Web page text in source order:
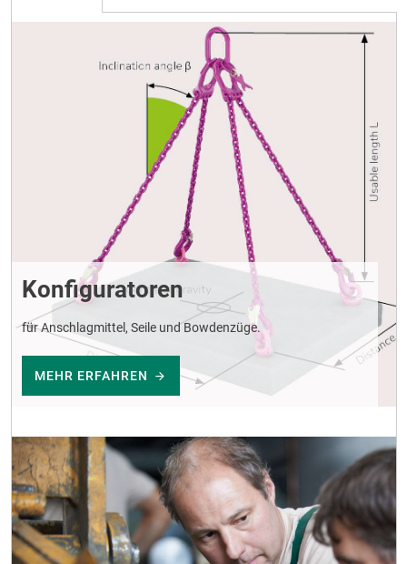
Konfiguratoren
für Anschlagmittel, Seile und Bowdenzüge.
MEHR ERFAHREN